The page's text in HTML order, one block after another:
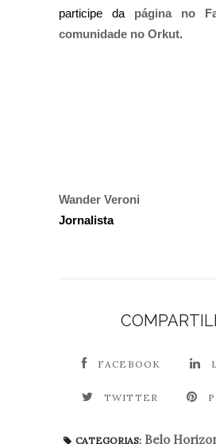
participe da página no
comunidade no Orkut.
Wander Veroni
Jornalista
FACEBOOK
TWITTER
CATEGORIAS: Belo